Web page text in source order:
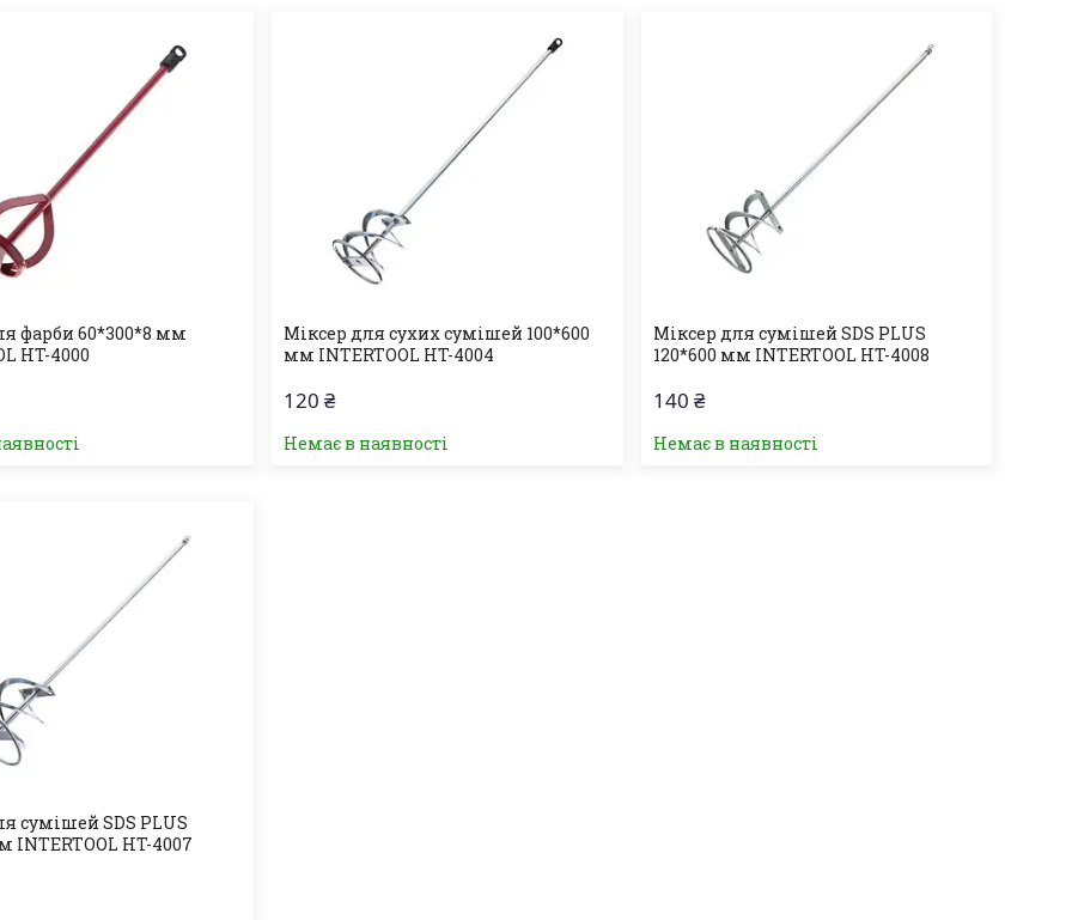
фарби 60*300*8 мм
HT-4000
Міксер для сухих сумішей 100*600
мм INTERTOOL HT-4004
120 ₴
Немає в наявності
Міксер для сумішей SDS PLUS
120*600 мм INTERTOOL HT-4008
140 ₴
Немає в наявності
сумішей SDS PLUS
INTERTOOL HT-4007